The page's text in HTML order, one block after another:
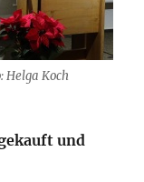
Helga Koch
und